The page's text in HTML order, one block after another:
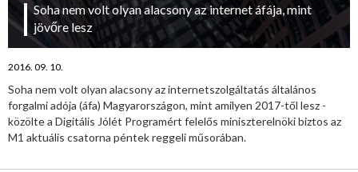
Soha nem volt olyan alacsony az internet áfája, mint
jövőre lesz
2016. 09. 10.
Soha nem volt olyan alacsony az internetszolgáltatás általános
forgalmi adója (áfa) Magyarországon, mint amilyen 2017-től lesz -
közölte a Digitális Jólét Programért felelős miniszterelnöki biztos az
M1 aktuális csatorna péntek reggeli műsorában.